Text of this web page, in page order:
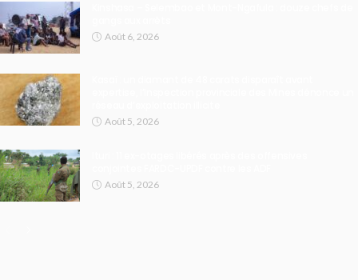
Août 6, 2026
Août 5, 2026
Août 5, 2026